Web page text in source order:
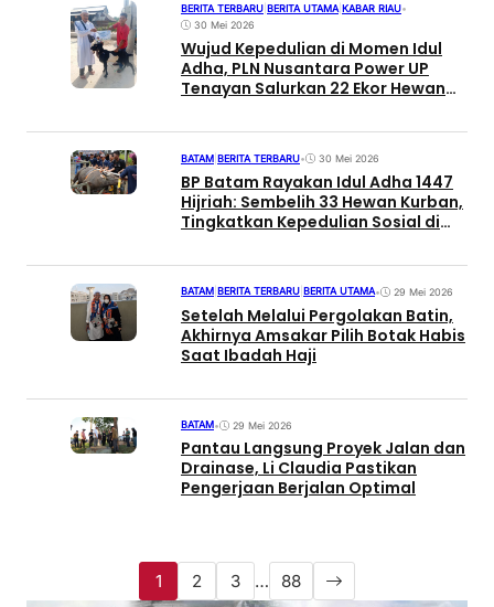
BERITA TERBARU BERITA UTAMA KABAR RIAU•
30 Mei 2026
Wujud Kepedulian di Momen Idul
Adha, PLN Nusantara Power UP
Tenayan Salurkan 22 Ekor Hewan
BATAM BERITA TERBARU• 30 Mei 2026
BP Batam Rayakan Idul Adha 1447
Hijriah: Sembelih 33 Hewan Kurban,
Tingkatkan Kepedulian Sosial di
BATAM BERITA TERBARU BERITA UTAMA• 29 Mei 2026
Setelah Melalui Pergolakan Batin,
Akhirnya Amsakar Pilih Botak Habis
Saat Ibadah Haji
BATAM• 29 Mei 2026
Pantau Langsung Proyek Jalan dan
Drainase, Li Claudia Pastikan
Pengerjaan Berjalan Optimal
1 2 3 … 88